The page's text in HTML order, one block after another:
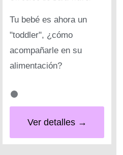
Tu bebé es ahora un
"toddler", ¿cómo
acompañarle en su
alimentación?
Ver detalles →